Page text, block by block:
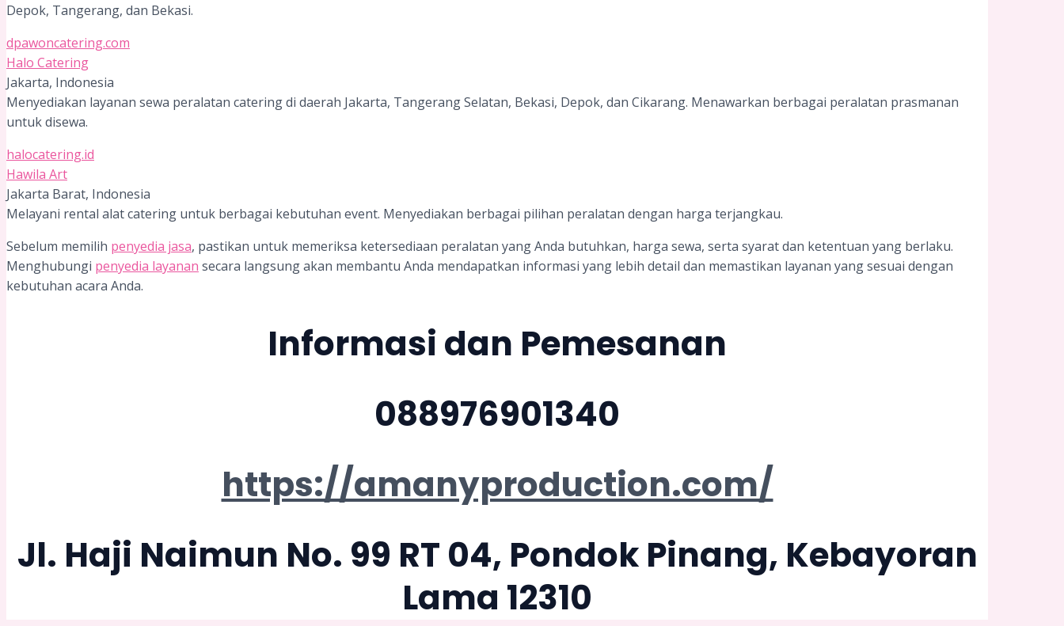
Depok, Tangerang, dan Bekasi.
dpawoncatering.com
Halo Catering
Jakarta, Indonesia
Menyediakan layanan sewa peralatan catering di daerah Jakarta, Tangerang Selatan, Bekasi, Depok, dan Cikarang. Menawarkan berbagai peralatan prasmanan
untuk disewa.
halocatering.id
Hawila Art
Jakarta Barat, Indonesia
Melayani rental alat catering untuk berbagai kebutuhan event. Menyediakan berbagai pilihan peralatan dengan harga terjangkau.
Sebelum memilih penyedia jasa, pastikan untuk memeriksa ketersediaan peralatan yang Anda butuhkan, harga sewa, serta syarat dan ketentuan yang berlaku.
Menghubungi penyedia layanan secara langsung akan membantu Anda mendapatkan informasi yang lebih detail dan memastikan layanan yang sesuai dengan
kebutuhan acara Anda.
Informasi dan Pemesanan
088976901340
https://amanyproduction.com/
Jl. Haji Naimun No. 99 RT 04, Pondok Pinang, Kebayoran
Lama 12310